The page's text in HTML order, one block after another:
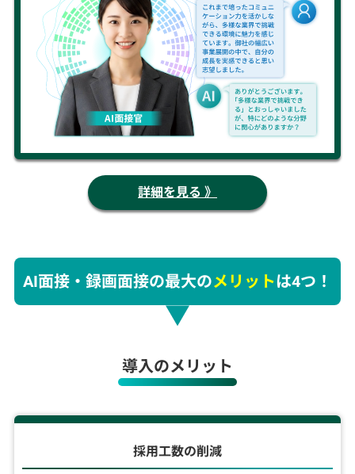
詳細を見る 》
AI面接・録画面接の最大のメリットは4つ！
導入のメリット
採用工数の削減